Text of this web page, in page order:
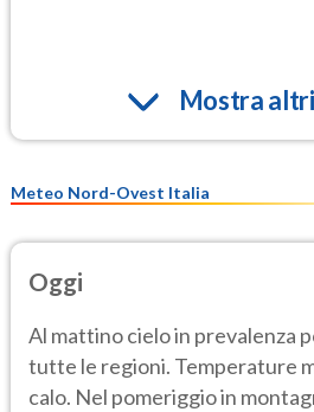
Mostra
Meteo Nord-Ovest Italia
Oggi
Al mattino cielo in prevalenza
tutte le regioni. Temperature
calo. Nel pomeriggio in